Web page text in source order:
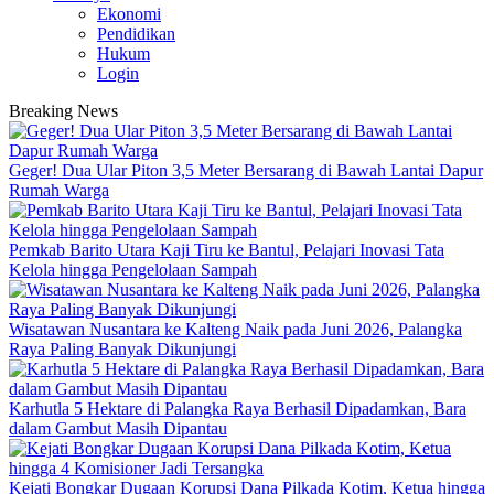
Ekonomi
Pendidikan
Hukum
Login
Breaking News
Geger! Dua Ular Piton 3,5 Meter Bersarang di Bawah Lantai Dapur
Rumah Warga
Pemkab Barito Utara Kaji Tiru ke Bantul, Pelajari Inovasi Tata
Kelola hingga Pengelolaan Sampah
Wisatawan Nusantara ke Kalteng Naik pada Juni 2026, Palangka
Raya Paling Banyak Dikunjungi
Karhutla 5 Hektare di Palangka Raya Berhasil Dipadamkan, Bara
dalam Gambut Masih Dipantau
Kejati Bongkar Dugaan Korupsi Dana Pilkada Kotim, Ketua hingga